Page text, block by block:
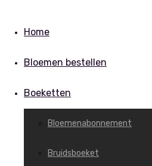
Home
Bloemen bestellen
Boeketten
Bloemenabonnement
Bruidsboeket